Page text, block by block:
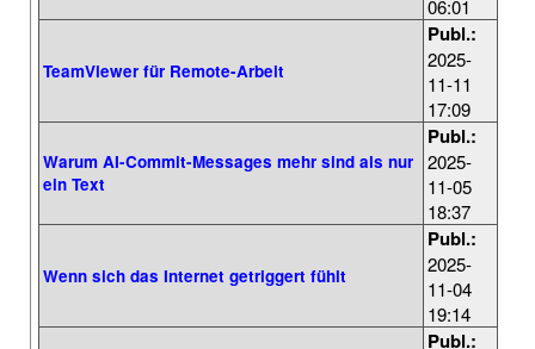
06:01
TeamViewer für Remote-Arbeit
Publ.:
2025-
11-11
17:09
Warum AI-Commit-Messages mehr sind als nur
ein Text
Publ.:
2025-
11-05
18:37
Wenn sich das Internet getriggert fühlt
Publ.:
2025-
11-04
19:14
Publ.: